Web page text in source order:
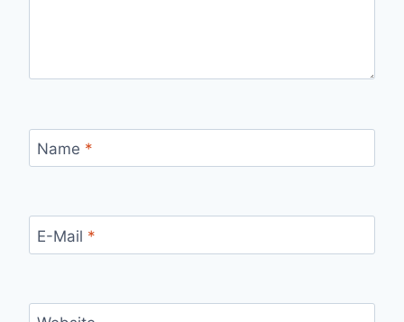
Name *
E-Mail *